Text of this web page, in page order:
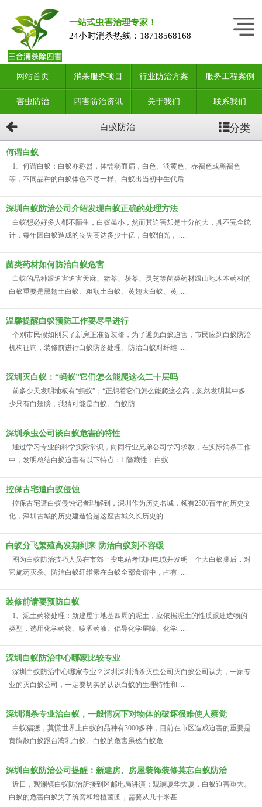
一站式虫害治理专家！
24小时消杀热线： 18718568168
网站首页 消杀服务项目 行业防治方案 服务工程案例
害虫防治 四害防治资讯 关于我们 联系我们
白蚁防治 分类
何谓白蚁
1、何谓白蚁：白蚁亦称螱，体懦弱而扁，白色、淡黄色、赤褐色或黑褐色
等，不同品种的白蚁体色不尽一样。白蚁出当初中生代后......
深圳白蚁防治公司介绍发现白蚁正确的处理方法
白蚁想必好多人都不陌生，白蚁虽小，然而其迫害却是十分的大，具不完全统
计，每年因白蚁造成的丧失高达多少十亿，白蚁怕光，......
菌类药材如何防治白蚁危害
白蚁的品种跟迫害迫害天麻、猪苓、茯苓、灵芝等菌类药材跟山地木本药材的
白蚁重要是黑翅土白蚁、粗颚土白蚁、黄翅大白蚁、黄......
温馨提醒白蚁预防工作要尽早进行
个别市民假如刚买了新房正准备装修，为了避免白蚁迫害，市民应到白蚁防治
机构征询，装修前进行白蚁防备处理。防治白蚁对纤维......
深圳灭白蚁：“蚂蚁”它们怎么能爬这么二十层吗
前多少天发明地板有“蚂蚁”；“正想着它们怎么能爬这么高，忽然发明其中多
少只有白翅膀，我猜可能是白蚁。白蚁防......
深圳杀虫公司谈白蚁危害的特性
通过学习专业的科学实际常识，向同行业兄弟公司学习求教，在实际消杀工作
中，发明总结白蚁迫害有以下特点：1.隐藏性：白蚁......
控保古宅遭白蚁侵蚀
控保古宅遭白蚁侵蚀记者理解到，深圳作为历史名城，领有2500百年的历史文
化，深圳古城的历史建造恰是这座古城久长历史的......
白蚁分飞繁殖高发期到来 防治白蚁刻不容缓
图为白蚁防治技巧人员在市郊一变电站考试间电缆井发明一个大白蚁巢后，对
它施药灭杀。防治白蚁纤维素在白蚁全部食谱中，占有......
装修前请要预防白蚁
1、泥土药物处理：新建屋宇地基四周的泥土，应依据泥土的性质跟建造物的
类型，选用化学药物、喷洒药液、倡导化学屏障。化学......
深圳白蚁防治中心哪家比较专业
深圳白蚁防治中心哪家专业？深圳深圳消杀灭虫公司灭白蚁公司认为，一家专
业的灭白蚁公司，一定要切实的认识白蚁的生理特性和......
深圳消杀专业治白蚁，一般情况下对物体的破坏很难使人察觉
白蚁猖獗，莫慌世界上白蚁的品种有3000多种，目前在市区造成迫害的重要是
黄胸散白蚁跟台湾乳白蚁。白蚁的危害虽然白蚁危......
深圳白蚁防治公司提醒：新建房、房屋装饰装修莫忘白蚁防治
近日，观澜镇白蚁防治所接到区邮电局讲演：观澜厦华大厦，白蚁迫害重大。
白蚁的危害白蚁为了筑窝和培植菌圃，需要从几十米甚......